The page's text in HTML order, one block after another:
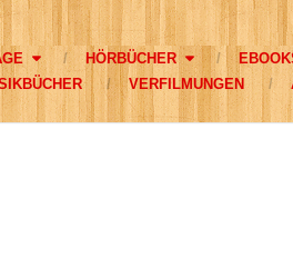
HÖRBÜCHER
VERFILMUNGEN